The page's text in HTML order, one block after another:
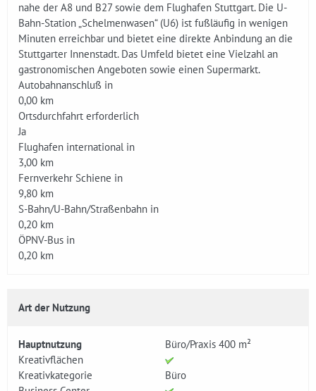
nahe der A8 und B27 sowie dem Flughafen Stuttgart. Die U-
Bahn-Station „Schelmenwasen“ (U6) ist fußläufig in wenigen
Minuten erreichbar und bietet eine direkte Anbindung an die
Stuttgarter Innenstadt. Das Umfeld bietet eine Vielzahl an
gastronomischen Angeboten sowie einen Supermarkt.
Autobahnanschluß in
0,00 km
Ortsdurchfahrt erforderlich
Ja
Flughafen international in
3,00 km
Fernverkehr Schiene in
9,80 km
S-Bahn/U-Bahn/Straßenbahn in
0,20 km
ÖPNV-Bus in
0,20 km
Art der Nutzung
Hauptnutzung
Büro/Praxis 400 m²
Kreativflächen
Kreativkategorie
Büro